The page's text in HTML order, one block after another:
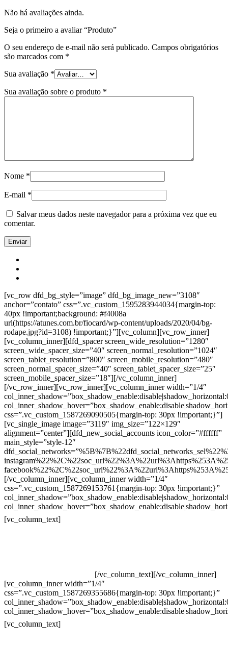
Não há avaliações ainda.
Seja o primeiro a avaliar “Produto”
O seu endereço de e-mail não será publicado. Campos obrigatórios
são marcados com *
Sua avaliação *
Sua avaliação sobre o produto *
Nome *
E-mail *
Salvar meus dados neste navegador para a próxima vez que eu
comentar.
[vc_row dfd_bg_style=”image” dfd_bg_image_new=”3108″
anchor=”contato” css=”.vc_custom_1595283944034{margin-top:
40px !important;background: #f4008a
url(https://atunes.com.br/fiocard/wp-content/uploads/2020/04/bg-
rodape.jpg?id=3108) !important;}”][vc_column][vc_row_inner]
[vc_column_inner][dfd_spacer screen_wide_resolution=”1280″
screen_wide_spacer_size=”40″ screen_normal_resolution=”1024″
screen_tablet_resolution=”800″ screen_mobile_resolution=”480″
screen_normal_spacer_size=”40″ screen_tablet_spacer_size=”25″
screen_mobile_spacer_size=”18″][/vc_column_inner]
[/vc_row_inner][vc_row_inner][vc_column_inner width=”1/4″
css=”.vc_custom_1587269090505{margin-top: 30px !important;}”]
[vc_single_image image=”3119″ img_size=”122×129″
alignment=”center”][dfd_new_social_accounts icon_color=”#ffffff”
main_style=”style-12″
[/vc_column_inner][vc_column_inner width=”1/4″
css=”.vc_custom_1587269153761{margin-top: 30px !important;}”
[vc_column_text]
[/vc_column_text][/vc_column_inner]
[vc_column_inner width=”1/4″
css=”.vc_custom_1587269355686{margin-top: 30px !important;}”
[vc_column_text]